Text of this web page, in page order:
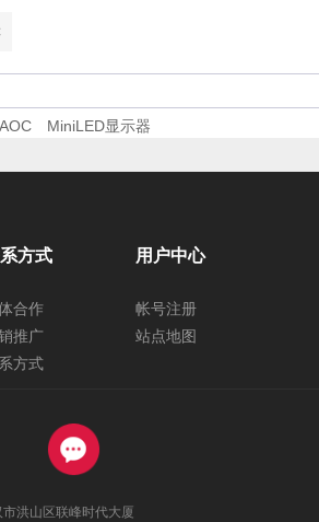
AOC MiniLED显示器
方式
合作
推广
方式
用户中心
帐号注册
站点地图
洪山区联峰时代大厦